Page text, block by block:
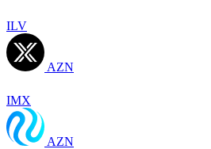
ILV
AZN
IMX
AZN